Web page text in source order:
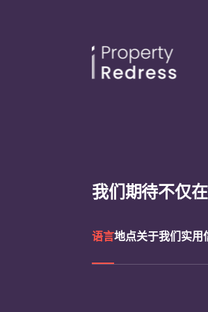
我们期待不仅
语言地点关于我们实用